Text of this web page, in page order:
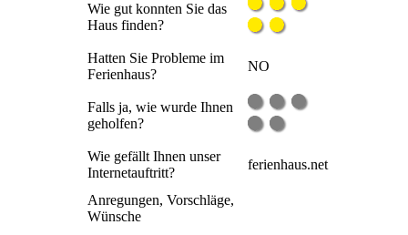
Wie gut konnten Sie das
Haus finden?
Hatten Sie Probleme im
Ferienhaus?
NO
Falls ja, wie wurde Ihnen
geholfen?
Wie gefällt Ihnen unser
Internetauftritt?
ferienhaus.net
Anregungen, Vorschläge,
Wünsche